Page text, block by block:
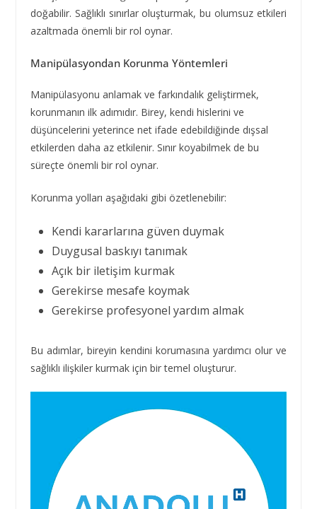
doğabilir. Sağlıklı sınırlar oluşturmak, bu olumsuz etkileri
azaltmada önemli bir rol oynar.
Manipülasyondan Korunma Yöntemleri
Manipülasyonu anlamak ve farkındalık geliştirmek,
korunmanın ilk adımıdır. Birey, kendi hislerini ve
düşüncelerini yeterince net ifade edebildiğinde dışsal
etkilerden daha az etkilenir. Sınır koyabilmek de bu
süreçte önemli bir rol oynar.
Korunma yolları aşağıdaki gibi özetlenebilir:
Kendi kararlarına güven duymak
Duygusal baskıyı tanımak
Açık bir iletişim kurmak
Gerekirse mesafe koymak
Gerekirse profesyonel yardım almak
Bu adımlar, bireyin kendini korumasına yardımcı olur ve
sağlıklı ilişkiler kurmak için bir temel oluşturur.